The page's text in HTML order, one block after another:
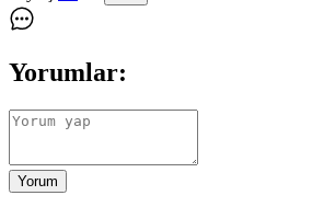
Yorumlar:
Yorum